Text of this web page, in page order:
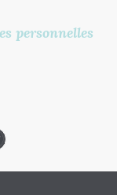
personnelles